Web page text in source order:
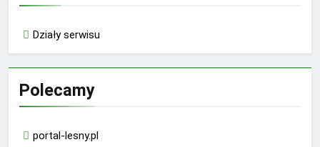
Działy serwisu
Polecamy
portal-lesny.pl